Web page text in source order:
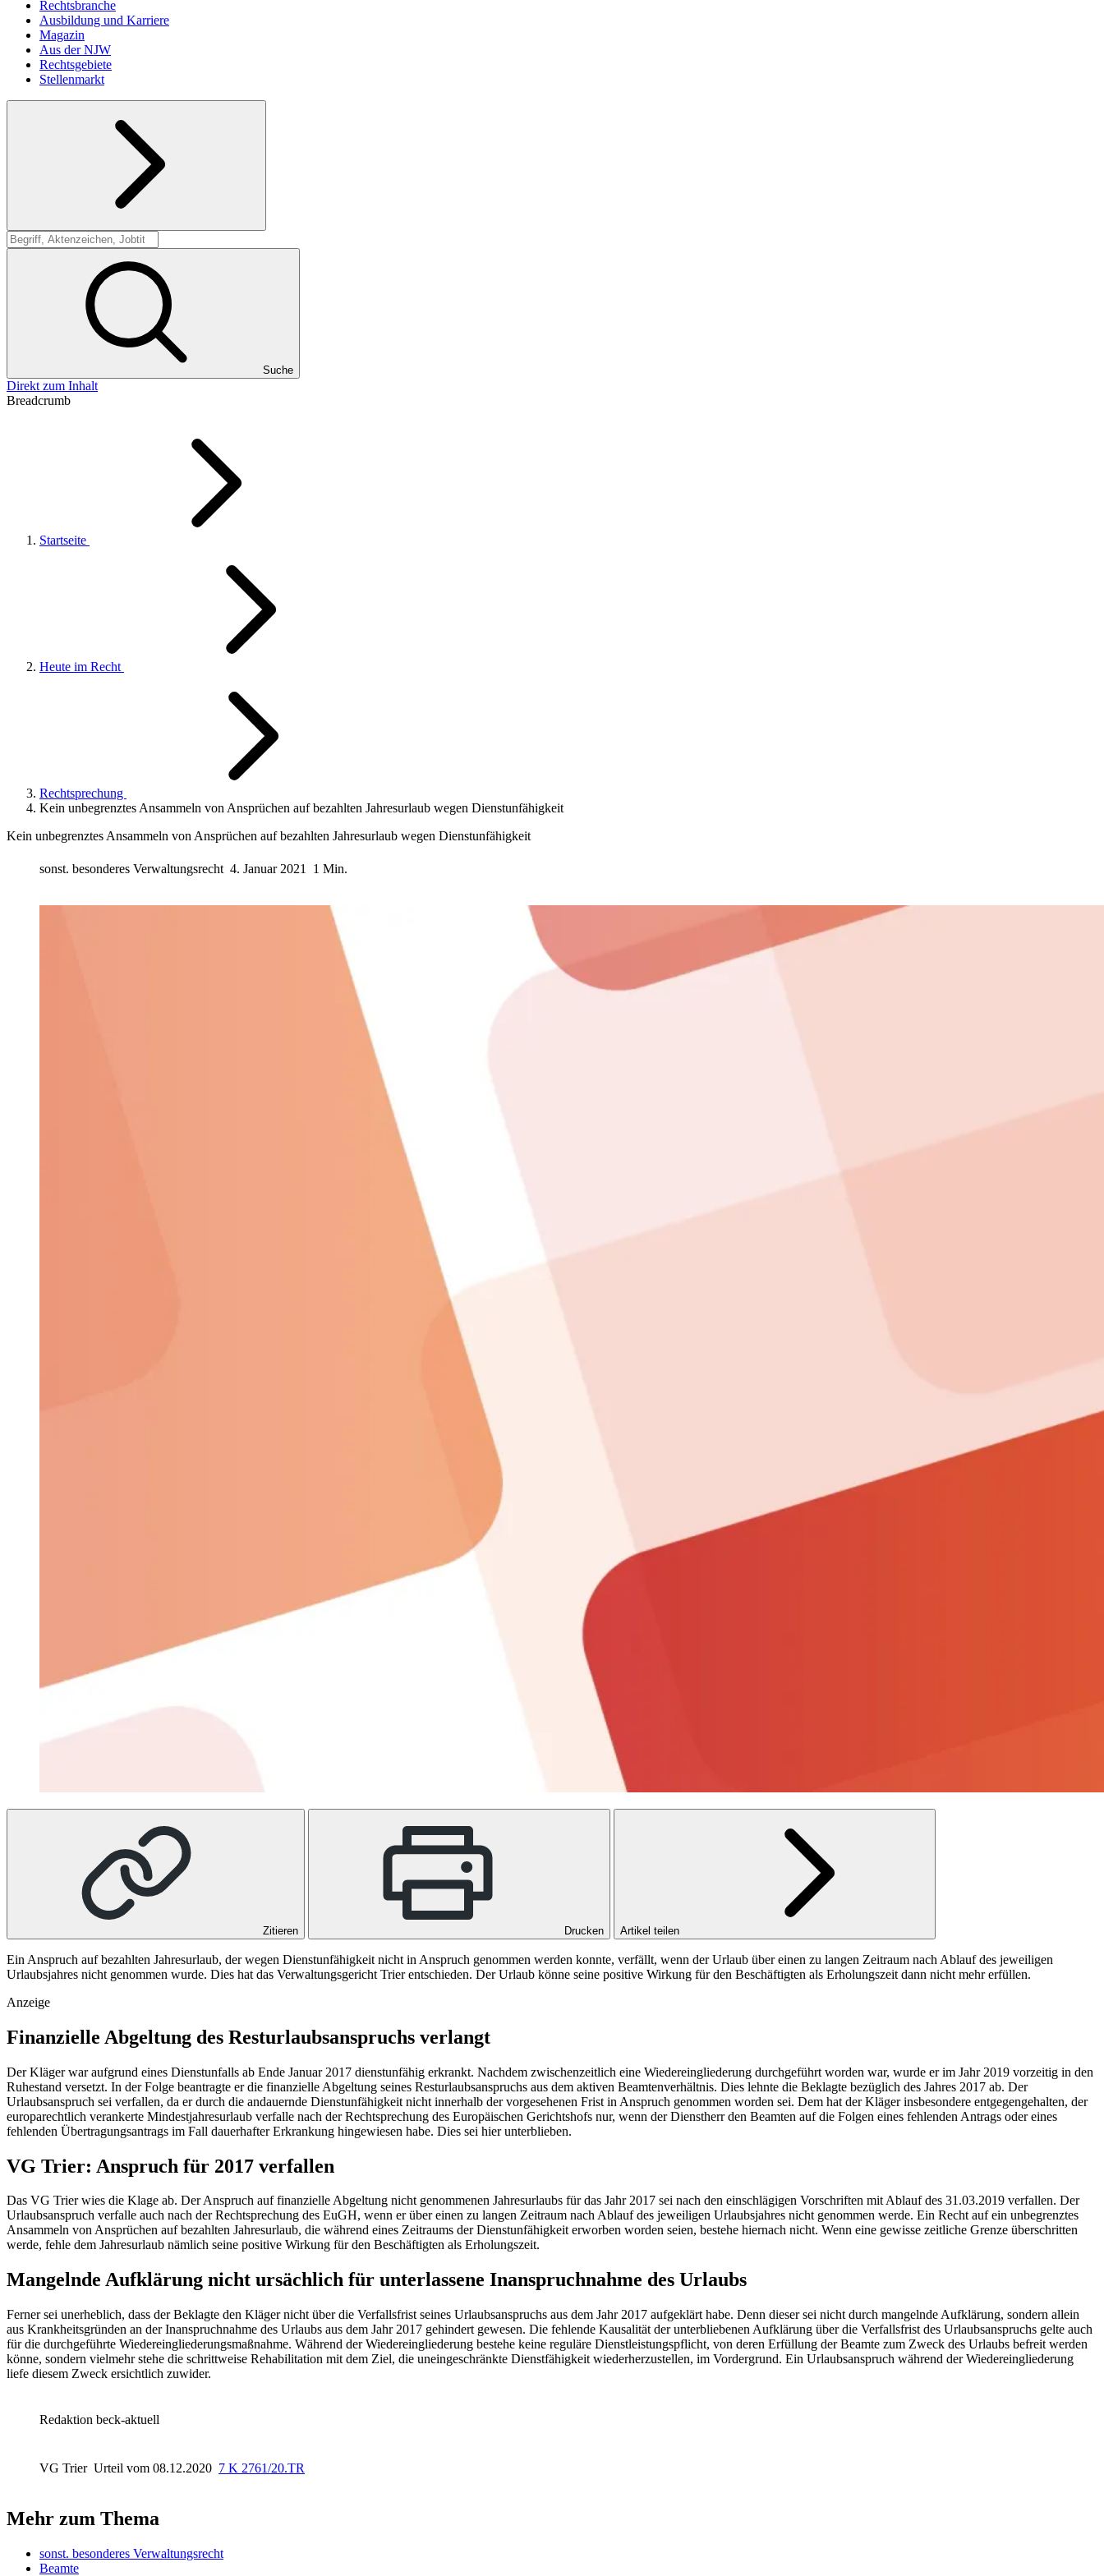
Rechtsbranche
Ausbildung und Karriere
Magazin
Aus der NJW
Rechtsgebiete
Stellenmarkt
Suche
Suche
Direkt zum Inhalt
Breadcrumb
Startseite
Heute im Recht
Rechtsprechung
Kein unbegrenztes Ansammeln von Ansprüchen auf bezahlten Jahresurlaub wegen Dienstunfähigkeit
Kein unbegrenztes Ansammeln von Ansprüchen auf bezahlten Jahresurlaub wegen Dienstunfähigkeit
sonst. besonderes Verwaltungsrecht 4. Januar 2021 1 Min.
Zitieren Drucken Artikel teilen
Ein Anspruch auf bezahlten Jahresurlaub, der wegen Dienstunfähigkeit nicht in Anspruch genommen werden konnte, verfällt, wenn der Urlaub über einen zu langen Zeitraum nach Ablauf des jeweiligen
Urlaubsjahres nicht genommen wurde. Dies hat das Verwaltungsgericht Trier entschieden. Der Urlaub könne seine positive Wirkung für den Beschäftigten als Erholungszeit dann nicht mehr erfüllen.
Anzeige
Finanzielle Abgeltung des Resturlaubsanspruchs verlangt
Der Kläger war aufgrund eines Dienstunfalls ab Ende Januar 2017 dienstunfähig erkrankt. Nachdem zwischenzeitlich eine Wiedereingliederung durchgeführt worden war, wurde er im Jahr 2019 vorzeitig in den
Ruhestand versetzt. In der Folge beantragte er die finanzielle Abgeltung seines Resturlaubsanspruchs aus dem aktiven Beamtenverhältnis. Dies lehnte die Beklagte bezüglich des Jahres 2017 ab. Der
Urlaubsanspruch sei verfallen, da er durch die andauernde Dienstunfähigkeit nicht innerhalb der vorgesehenen Frist in Anspruch genommen worden sei. Dem hat der Kläger insbesondere entgegengehalten, der
europarechtlich verankerte Mindestjahresurlaub verfalle nach der Rechtsprechung des Europäischen Gerichtshofs nur, wenn der Dienstherr den Beamten auf die Folgen eines fehlenden Antrags oder eines
fehlenden Übertragungsantrags im Fall dauerhafter Erkrankung hingewiesen habe. Dies sei hier unterblieben.
VG Trier: Anspruch für 2017 verfallen
Das VG Trier wies die Klage ab. Der Anspruch auf finanzielle Abgeltung nicht genommenen Jahresurlaubs für das Jahr 2017 sei nach den einschlägigen Vorschriften mit Ablauf des 31.03.2019 verfallen. Der
Urlaubsanspruch verfalle auch nach der Rechtsprechung des EuGH, wenn er über einen zu langen Zeitraum nach Ablauf des jeweiligen Urlaubsjahres nicht genommen werde. Ein Recht auf ein unbegrenztes
Ansammeln von Ansprüchen auf bezahlten Jahresurlaub, die während eines Zeitraums der Dienstunfähigkeit erworben worden seien, bestehe hiernach nicht. Wenn eine gewisse zeitliche Grenze überschritten
werde, fehle dem Jahresurlaub nämlich seine positive Wirkung für den Beschäftigten als Erholungszeit.
Mangelnde Aufklärung nicht ursächlich für unterlassene Inanspruchnahme des Urlaubs
Ferner sei unerheblich, dass der Beklagte den Kläger nicht über die Verfallsfrist seines Urlaubsanspruchs aus dem Jahr 2017 aufgeklärt habe. Denn dieser sei nicht durch mangelnde Aufklärung, sondern allein
aus Krankheitsgründen an der Inanspruchnahme des Urlaubs aus dem Jahr 2017 gehindert gewesen. Die fehlende Kausalität der unterbliebenen Aufklärung über die Verfallsfrist des Urlaubsanspruchs gelte auch
für die durchgeführte Wiedereingliederungsmaßnahme. Während der Wiedereingliederung bestehe keine reguläre Dienstleistungspflicht, von deren Erfüllung der Beamte zum Zweck des Urlaubs befreit werden
könne, sondern vielmehr stehe die schrittweise Rehabilitation mit dem Ziel, die uneingeschränkte Dienstfähigkeit wiederherzustellen, im Vordergrund. Ein Urlaubsanspruch während der Wiedereingliederung
liefe diesem Zweck ersichtlich zuwider.
Redaktion beck-aktuell
VG Trier Urteil vom 08.12.2020 7 K 2761/20.TR
Mehr zum Thema
sonst. besonderes Verwaltungsrecht
Beamte